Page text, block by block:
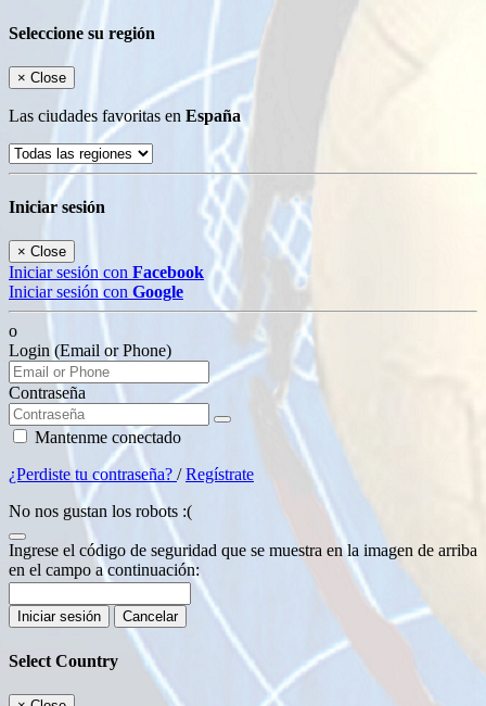
Seleccione su región
× Close
Las ciudades favoritas en España
Iniciar sesión
× Close
Iniciar sesión con Facebook
Iniciar sesión con Google
o
Login (Email or Phone)
Contraseña
Mantenme conectado
¿Perdiste tu contraseña? /Regístrate
No nos gustan los robots :(
Ingrese el código de seguridad que se muestra en la imagen de arriba
en el campo a continuación:
Iniciar sesión Cancelar
Select Country